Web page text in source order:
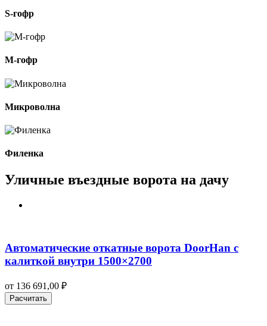
S-гофр
M-гофр
Микроволна
Филенка
Уличные въездные ворота на дачу
Автоматические откатные ворота DoorHan с
калиткой внутри 1500×2700
от 136 691,00 ₽
Расчитать